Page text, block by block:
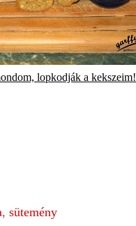
lopkodják a kekszeim!
, sütemény